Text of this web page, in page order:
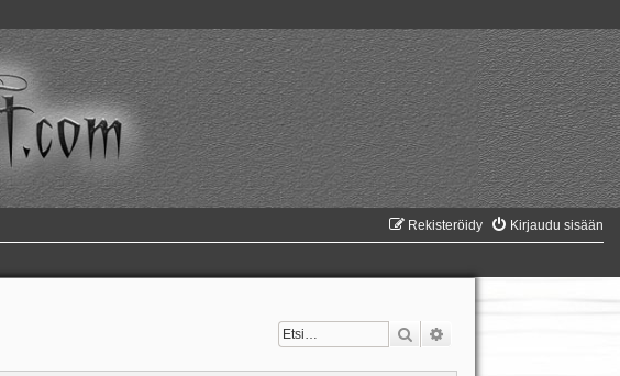
Kirjaudu sisään
Rekisteröidy
Etsi